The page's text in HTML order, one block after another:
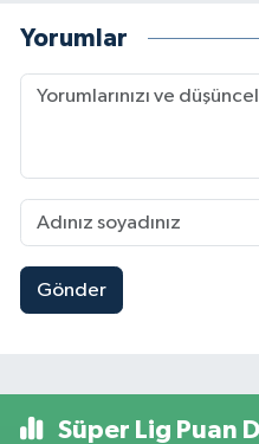
Yorumlar
Gönder
Süper Lig Puan